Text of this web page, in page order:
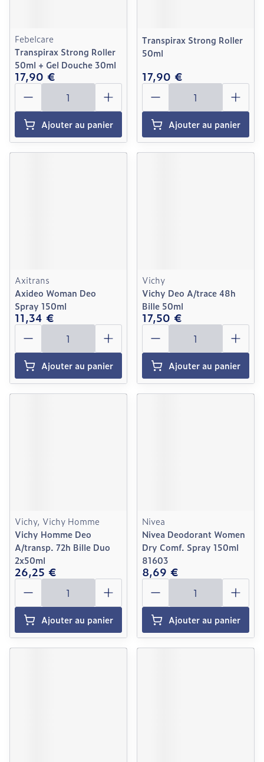
Febelcare
Transpirax Strong Roller
50ml + Gel Douche 30ml
17,90 €
Quantité
Ajouter au panier
Transpirax Strong Roller
50ml
17,90 €
Quantité
Ajouter au panier
Axitrans
Axideo Woman Deo
Spray 150ml
11,34 €
Quantité
Ajouter au panier
Vichy
Vichy Deo A/trace 48h
Bille 50ml
17,50 €
Quantité
Ajouter au panier
Vichy, Vichy Homme
Vichy Homme Deo
A/transp. 72h Bille Duo
2x50ml
26,25 €
Quantité
Ajouter au panier
Nivea
Nivea Deodorant Women
Dry Comf. Spray 150ml
81603
8,69 €
Quantité
Ajouter au panier